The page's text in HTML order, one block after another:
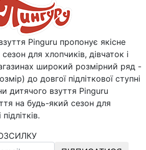
Pinguru пропонує якісне
для хлопчиків, дівчаток і
широкий розмірний ряд -
до довгої підліткової ступні
дитячого взуття Pinguru
на будь-який сезон для